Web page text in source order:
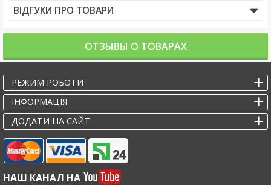
ВІДГУКИ ПРО ТОВАРИ
ОТЗЫВЫ О ТОВАРАХ
РЕЖИМ РОБОТИ
IНФОРМАЦІЯ
ДОДАТИ НА САЙТ
НАШ КАНАЛ НА